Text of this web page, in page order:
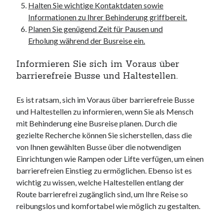
Halten Sie wichtige Kontaktdaten sowie
Informationen zu Ihrer Behinderung griffbereit.
Planen Sie genügend Zeit für Pausen und
Erholung während der Busreise ein.
Informieren Sie sich im Voraus über
barrierefreie Busse und Haltestellen.
Es ist ratsam, sich im Voraus über barrierefreie Busse
und Haltestellen zu informieren, wenn Sie als Mensch
mit Behinderung eine Busreise planen. Durch die
gezielte Recherche können Sie sicherstellen, dass die
von Ihnen gewählten Busse über die notwendigen
Einrichtungen wie Rampen oder Lifte verfügen, um einen
barrierefreien Einstieg zu ermöglichen. Ebenso ist es
wichtig zu wissen, welche Haltestellen entlang der
Route barrierefrei zugänglich sind, um Ihre Reise so
reibungslos und komfortabel wie möglich zu gestalten.